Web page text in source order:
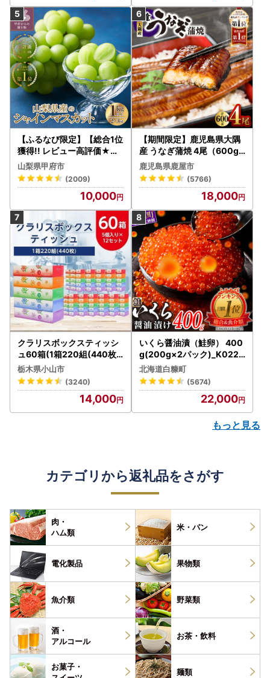
【ふるなび限定】【総合1位
獲得!! レビュー高評価★】
〈2026年度配送分〉山梨
県産 シャインマスカット 2
～3房（1.0kg以上）シャイ
ン フルーツ FN-Limited-S
P
山梨県甲府市
(2009)
10,000
【期間限定】鹿児島県大隅
産 うなぎ蒲焼 4尾（600g
） KN007-004-04-cp18
うなぎ 鰻 魚 惣菜 総菜
鹿児島県鹿屋市
(5766)
18,000
クラリスボックスティッシ
ュ60箱(1箱220組(440枚))
(5個入り×12セット)【配送
不可地域：離島・沖縄県】
【1256759】
栃木県小山市
(3240)
14,000
いくら醤油漬（鮭卵） 400
g(200g×2パック)_K022-
1676
北海道白糠町
(5674)
22,000
もっと見る
カテゴリから返礼品をさがす
肉・
ハム類
米・パン
電化製品 果物類
魚介類 野菜類
酒・
アルコール
お茶・ 飲料
お菓子・
麺類